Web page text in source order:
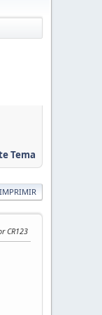
Tema
IMPRIMIR
CR123